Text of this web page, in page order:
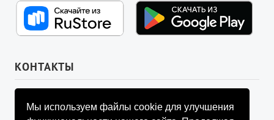
Мы используем файлы cookie для улучшения
КОНТАКТЫ
УПРАВЛЯЮЩИЙ СОВЕТ ФОНДА
info@fondtheosophy.ru